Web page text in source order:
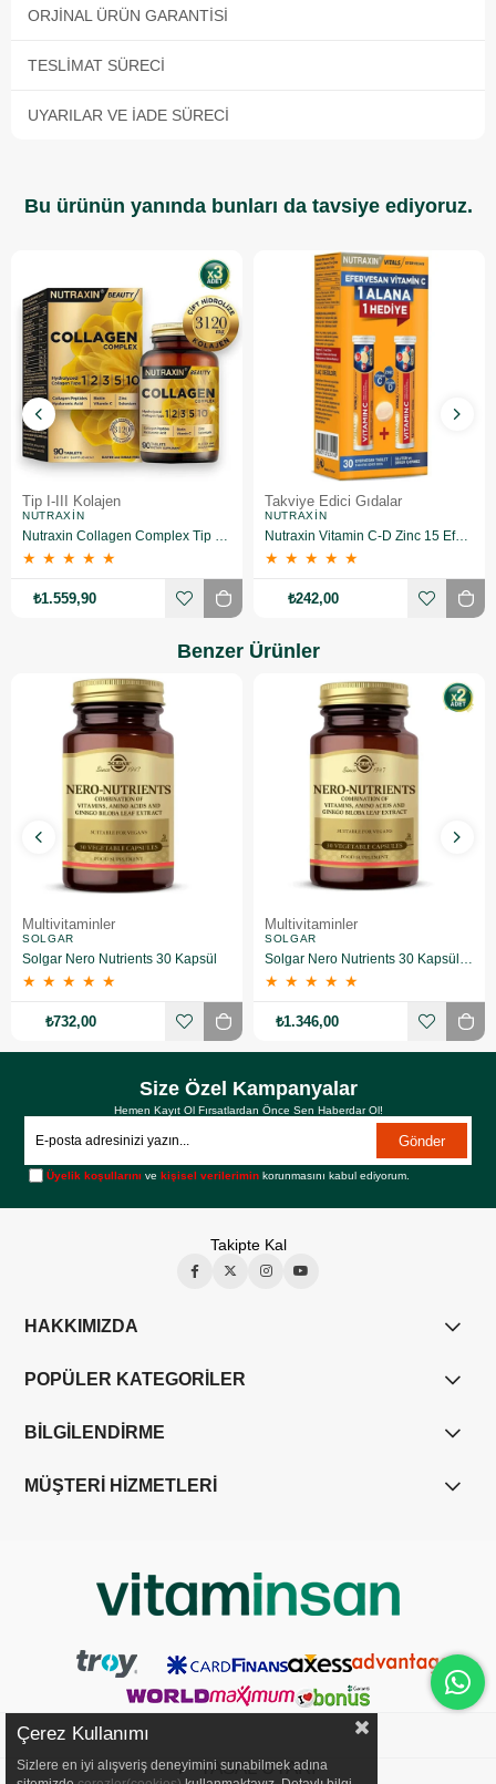
ORJINAL ÜRÜN GARANTISI
TESLIMAT SÜRECI
UYARILAR VE İADE SÜRECI
Bu ürünün yanında bunları da tavsiye ediyoruz.
Tip I-III Kolajen
NUTRAXIN
Nutraxin Collagen Complex Tip 1-2-3-5-10 3120 mg 90 Tablet 3 Adet
★ ★ ★ ★ ★
₺1.559,90
Takviye Edici Gıdalar
NUTRAXIN
Nutraxin Vitamin C-D Zinc 15 Efervesan Tablet 2 Adet
★ ★ ★ ★ ★
₺242,00
Benzer Ürünler
Multivitaminler
SOLGAR
Solgar Nero Nutrients 30 Kapsül
★ ★ ★ ★ ★
₺732,00
Multivitaminler
SOLGAR
Solgar Nero Nutrients 30 Kapsül 2 Adet
★ ★ ★ ★ ★
₺1.346,00
Size Özel Kampanyalar
Hemen Kayıt Ol Fırsatlardan Önce Sen Haberdar Ol!
Gönder
Üyelik koşullarını vekişisel verilerimin korunmasını kabul ediyorum.
Takipte Kal
HAKKIMIZDA
POPÜLER KATEGORİLER
BİLGİLENDİRME
MÜŞTERİ HİZMETLERİ
YASAL UYARI
Çerez Kullanımı
Sizlere en iyi alışveriş deneyimini sunabilmek adına